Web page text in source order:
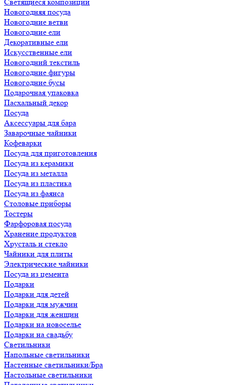
Новогодняя посуда
Новогодние ветви
Новогодние ели
Декоративные ели
Искусственные ели
Новогодний текстиль
Новогодние фигуры
Новогодние бусы
Подарочная упаковка
Пасхальный декор
Посуда
Аксессуары для бара
Заварочные чайники
Кофеварки
Посуда для приготовления
Посуда из керамики
Посуда из металла
Посуда из пластика
Посуда из фаянса
Столовые приборы
Тостеры
Фарфоровая посуда
Хранение продуктов
Хрусталь и стекло
Чайники для плиты
Электрические чайники
Посуда из цемента
Подарки
Подарки для детей
Подарки для мужчин
Подарки для женщин
Подарки на новоселье
Подарки на свадьбу
Светильники
Напольные светильники
Настенные светильники/Бра
Настольные светильники